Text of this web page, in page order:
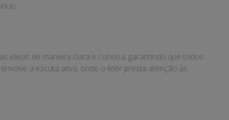
ideias de maneira clara e concisa, garantindo que todos
a escuta ativa, onde o líder presta atenção às